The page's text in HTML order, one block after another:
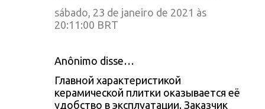
sábado, 23 de janeiro de 2021 às
20:11:00 BRT
Anônimo disse…
Главной характеристикой
керамической плитки оказывается её
удобство в эксплуатации. Заказчик